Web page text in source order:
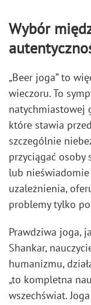
Wybór
„Beer joga” to
wieczoru. To
natychmiastowej
które stawia
szczególnie
przyciągać
lub
uzależnienia,
problemy tylko
Prawdziwa joga,
Shankar,
humanizmu,
„to kompletna
wszechświat.